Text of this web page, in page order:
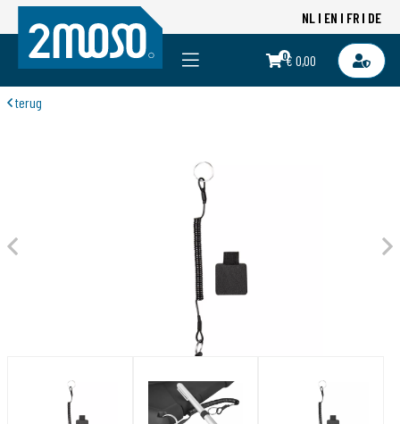
NL EN FR DE
0€ 0,00
terug